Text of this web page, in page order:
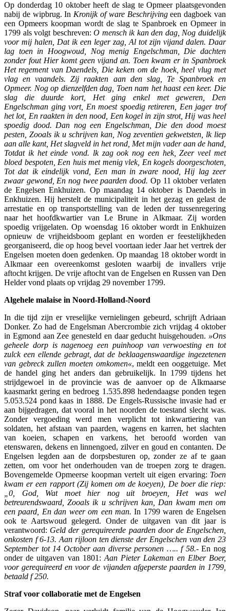
Op donderdag 10 oktober heeft de slag te Opmeer plaatsgevonden
nabij de wipbrug. In Kronijk of ware Beschrijvingeen dagboek van
een Opmeers koopman wordt de slag te Spanbroek en Opmeer in
1799 als volgt beschreven:O mensch ik kan den dag, Nog duidelijk
voor mij halen, Dat ik een leger zag, Al tot zijn vijand dalen. Daar
lag toen in Hoogwoud, Nog menig Engelschman, Die dachten
zonder fout Hier komt geen vijand an. Toen kwam er in Spanbroek
Het regement van Daendels, Die keken om de hoek, heel vlug met
vlag en vaandels. Zij raakten aan den slag, Te Spanbroek en
Opmeer. Nog op dienzelfden dag, Toen nam het haast een keer. Die
slag die duurde kort, Het ging enkel met geweren, Den
Engelschman ging vort, En moest spoedig retireren, Een jager trof
het lot, En raakten in den nood, Een kogel in zijn strot, Hij was heel
spoedig dood. Dan nog een Engelschman, Die den dood moest
pesten, Zooals ik u schrijven kan, Nog zeventien gekwetsten, lk liep
aan alle kant, Het slagveld in het rond, Met mijn vader aan de hand,
Totdat ik het einde vond. lk zag ook nog een hek, Zeer veel met
bloed bespoten, Een huis met menig vlek, En kogels doorgeschoten,
Tot dat ik eindelijk vond, Een man in zware nood, Hij lag zeer
zwaar gewond, En nog twee paarden dood. Op 11 oktober verlaten
de Engelsen Enkhuizen. Op maandag 14 oktober is Daendels in
Enkhuizen. Hij herstelt de municipaliteit in het gezag en gelast de
arrestatie en op transportstelling van de leden der tussenregering
naar het hoofdkwartier van Le Brune in Alkmaar. Zij worden
spoedig vrijgelaten. Op woensdag 16 oktober wordt in Enkhuizen
opnieuw de vrijheidsboom geplant en worden er feestelijkheden
georganiseerd, die op hoog bevel voortaan ieder Jaar het vertrek der
Engelsen moeten doen gedenken. Op maandag 18 oktober wordt in
Alkmaar een overeenkomst gesloten waarbij de invallers vrije
aftocht krijgen. De vrije aftocht van de Engelsen en Russen van Den
Helder vond plaats op vrijdag 29 november 1799.
Algehele malaise in Noord-Holland-Noord
In die tijd zijn er vreselijke vernielingen gebeurd, schrijft Adriaan
Donker. Zo had de Engelsman Abercrombie zich vrijdag 4 oktober
in Egmond aan Zee genesteld en daar geducht huisgehouden. »Ons
geheele dorp is nagenoeg een puinhoop van verwoesting en tot
zulck een ellende gebragt, dat de beklaagenswaardige ingezetenen
van gebreck zullen moeten omkomen«, meldt een ooggetuige. Met
de handel ging het anders dan gebruikelijk. In 1799 tijdens het
strijdgewoel in de provincie was de aanvoer op de Alkmaarse
kaasmarkt gering en bedroeg 1.535.898 hedendaagse ponden tegen
5.053.524 pond kaas in 1888. De Engels-Russische invasie had er
aan bijgedragen, dat vooral in het noorden de toestand slecht was.
Zonder vergoeding werd men verplicht tot inkwartiering van
soldaten, het afstaan van paarden, wagens en karren, het slachten
van koeien, schapen en varkens, het beroofd worden van
etenswaren, dekens en linnengoed, zilver en goud en contanten. De
Engelsen legden aan de dorpsbesturen op, zonder ze af te gaan
zetten, om voor het onderhouden van de troepen zorg te dragen.
Bovengemelde Opmeerse koopman vertelt uit eigen ervaring: Toen
kwam er een rapport (Zij komen om de koeyen), De boer die riep:
„0, God, Wat moet hier nog uit broeyen, Het was wel
betreurendswaard, Zooals ik u schrijven kan, Dan kwam men om
een paard, En dan weer om een man. In 1799 waren de Engelsen
ook te Aartswoud gelegerd. Onder de uitgaven van dit jaar is
verantwoord: Geld dergerequireerde paarden door de Engelschen,
onkosten f 6-13. Aan rijloon ten dienste der Engelschen van den 23
September tot 14 October aan diverse personen ….. f 58.-En nog
onder de uitgaven van 1801: Aan Pieter Lakeman en Elber Boer,
voor gerequireerd en voor de vijanden afgeperste paarden in 1799,
betaald f 250.
Straf voor collaboratie met de Engelsen